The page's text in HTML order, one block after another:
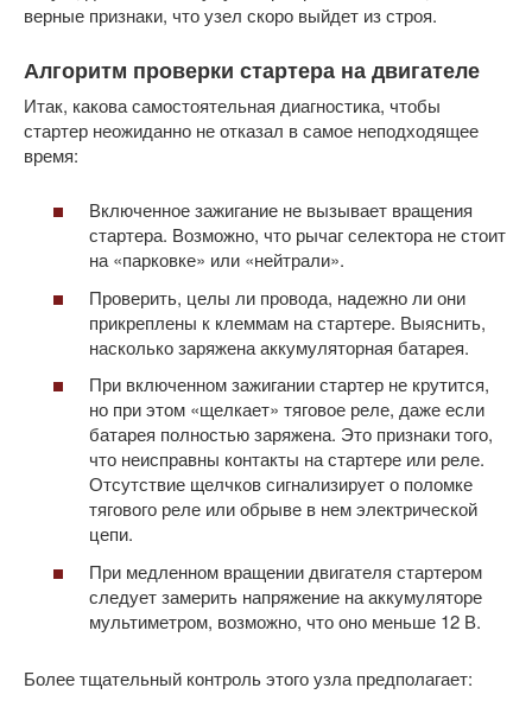
верные признаки, что узел скоро выйдет из строя.
Алгоритм проверки стартера на двигателе
Итак, какова самостоятельная диагностика, чтобы
стартер неожиданно не отказал в самое неподходящее
время:
Включенное зажигание не вызывает вращения
стартера. Возможно, что рычаг селектора не стоит
на «парковке» или «нейтрали».
Проверить, целы ли провода, надежно ли они
прикреплены к клеммам на стартере. Выяснить,
насколько заряжена аккумуляторная батарея.
При включенном зажигании стартер не крутится,
но при этом «щелкает» тяговое реле, даже если
батарея полностью заряжена. Это признаки того,
что неисправны контакты на стартере или реле.
Отсутствие щелчков сигнализирует о поломке
тягового реле или обрыве в нем электрической
цепи.
При медленном вращении двигателя стартером
следует замерить напряжение на аккумуляторе
мультиметром, возможно, что оно меньше 12 В.
Более тщательный контроль этого узла предполагает: